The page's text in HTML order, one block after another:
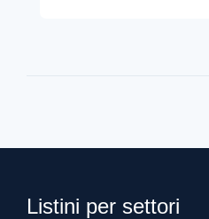
Listini per settori